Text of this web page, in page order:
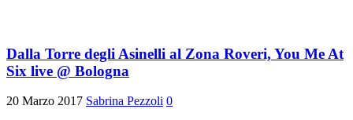
Dalla Torre degli Asinelli al Zona Roveri, You Me At
Six live @ Bologna
20 Marzo 2017 Sabrina Pezzoli 0